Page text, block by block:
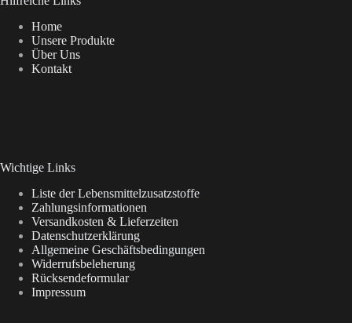
Home
Unsere Produkte
Über Uns
Kontakt
Wichtige Links
Liste der Lebensmittelzusatzstoffe
Zahlungsinformationen
Versandkosten & Lieferzeiten
Datenschutzerklärung
Allgemeine Geschäftsbedingungen
Widerrufsbeleherung
Rücksendeformular
Impressum